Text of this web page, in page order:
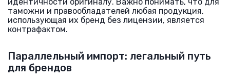
таможни и правообладателей любая продукция,
использующая их бренд без лицензии, является
контрафактом.
Параллельный импорт: легальный путь
для брендов